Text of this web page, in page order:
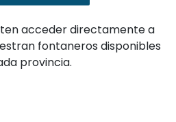
acceder directamente a
fontaneros disponibles
provincia.